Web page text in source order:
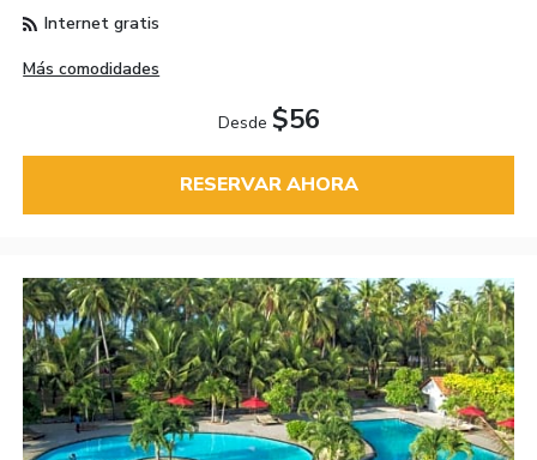
Internet gratis
Más comodidades
Desde $56
RESERVAR AHORA